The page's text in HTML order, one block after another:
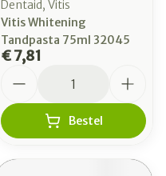
Dentaid, Vitis
Vitis Whitening
Tandpasta 75ml 32045
€ 7,81
Bestel